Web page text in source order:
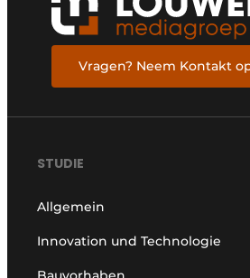
Vragen? Neem Kontakt
STUDIE
Allgemein
Innovation und Technologie